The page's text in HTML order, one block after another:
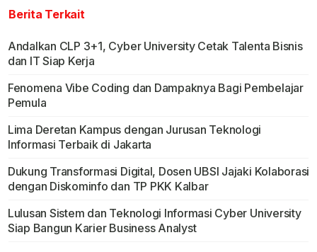
Berita Terkait
Andalkan CLP 3+1, Cyber University Cetak Talenta Bisnis
dan IT Siap Kerja
Fenomena Vibe Coding dan Dampaknya Bagi Pembelajar
Pemula
Lima Deretan Kampus dengan Jurusan Teknologi
Informasi Terbaik di Jakarta
Dukung Transformasi Digital, Dosen UBSI Jajaki Kolaborasi
dengan Diskominfo dan TP PKK Kalbar
Lulusan Sistem dan Teknologi Informasi Cyber University
Siap Bangun Karier Business Analyst